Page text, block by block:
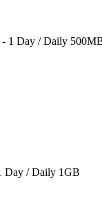
- 1 Day / Daily
Day / Daily 1GB